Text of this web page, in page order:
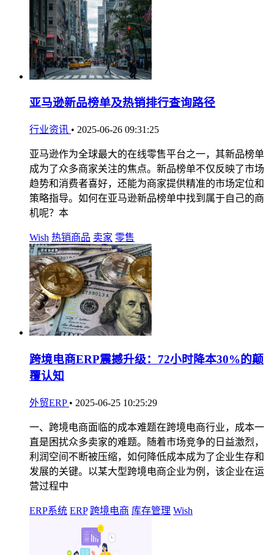
亚马逊新品榜单及热销排行查询路径
行业资讯 • 2025-06-26 09:31:25
亚马逊作为全球最大的在线零售平台之一，其新品榜单
成为了众多商家关注的焦点。新品榜单不仅反映了市场
趋势和消费者喜好，还能为商家提供精准的市场定位和
策略指导。如何在亚马逊新品榜单中找到属于自己的商
机呢？本
Wish 热销商品 卖家 零售
跨境电商ERP震撼升级：72小时降本30%的颠
覆认知
外贸ERP • 2025-06-25 10:25:29
一、跨境电商面临的成本难题在跨境电商行业，成本一
直是困扰众多卖家的难题。随着市场竞争的日益激烈，
利润空间不断被压缩，如何降低成本成为了企业生存和
发展的关键。以某大型跨境电商企业为例，该企业在运
营过程中
ERP系统 ERP 跨境电商 库存管理 Wish